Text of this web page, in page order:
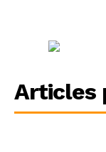
Articles